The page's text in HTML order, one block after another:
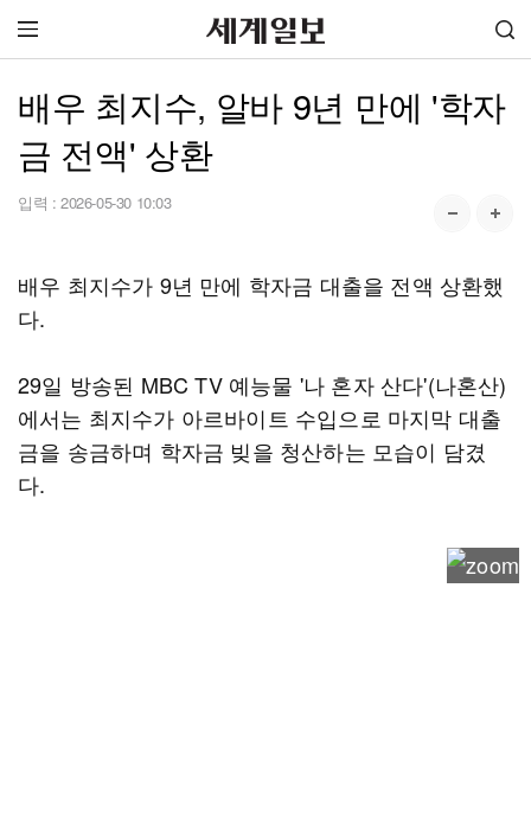
배우 최지수, 알바 9년 만에 '학자
금 전액' 상환
입력 : 2026-05-30 10:03
배우 최지수가 9년 만에 학자금 대출을 전액 상환했
다.
29일 방송된 MBC TV 예능물 '나 혼자 산다'(나혼산)
에서는 최지수가 아르바이트 수입으로 마지막 대출
금을 송금하며 학자금 빚을 청산하는 모습이 담겼
다.